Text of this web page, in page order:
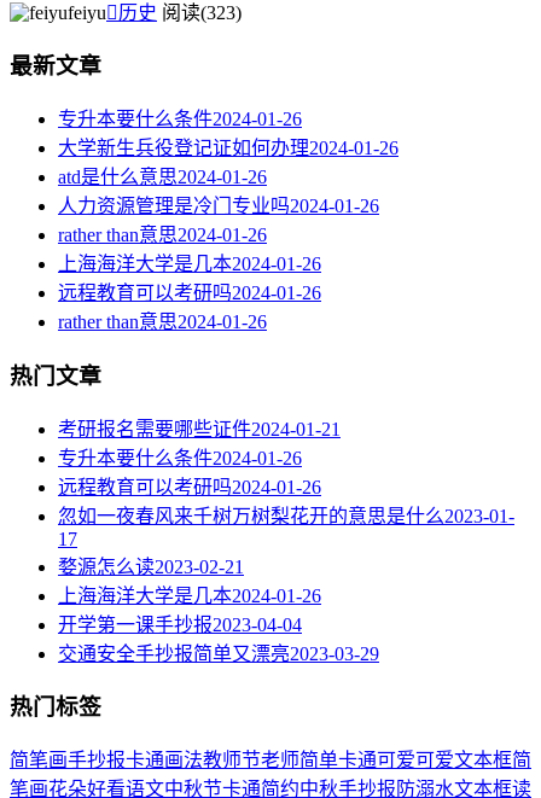
feiyu历史 阅读(323)
最新文章
专升本要什么条件2024-01-26
大学新生兵役登记证如何办理2024-01-26
atd是什么意思2024-01-26
人力资源管理是冷门专业吗2024-01-26
rather than意思2024-01-26
上海海洋大学是几本2024-01-26
远程教育可以考研吗2024-01-26
rather than意思2024-01-26
热门文章
考研报名需要哪些证件2024-01-21
专升本要什么条件2024-01-26
远程教育可以考研吗2024-01-26
忽如一夜春风来千树万树梨花开的意思是什么2023-01-
17
婺源怎么读2023-02-21
上海海洋大学是几本2024-01-26
开学第一课手抄报2023-04-04
交通安全手抄报简单又漂亮2023-03-29
热门标签
简笔画手抄报卡通画法教师节老师简单卡通可爱可爱文本框简
笔画花朵好看语文中秋节卡通简约中秋手抄报 防溺水文本框读